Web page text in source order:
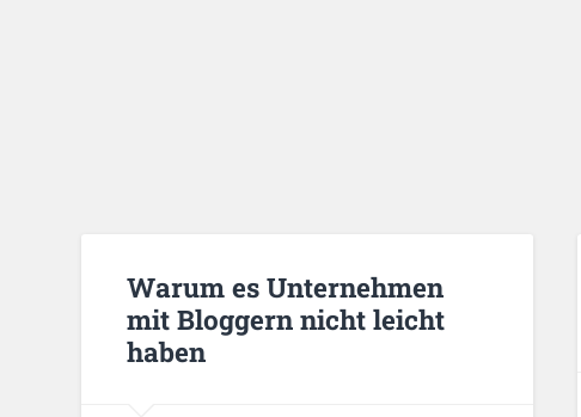
Warum es Unternehmen
mit Bloggern nicht leicht
haben